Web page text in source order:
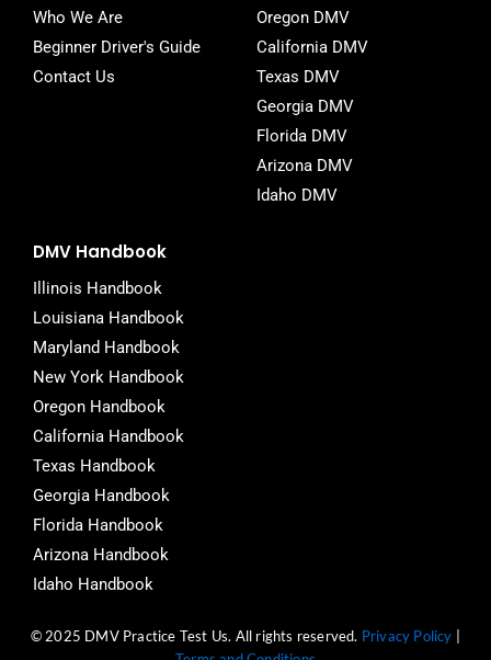
Who We Are
Beginner Driver's Guide
Contact Us
Oregon DMV
California DMV
Texas DMV
Georgia DMV
Florida DMV
Arizona DMV
Idaho DMV
DMV Handbook
Illinois Handbook
Louisiana Handbook
Maryland Handbook
New York Handbook
Oregon Handbook
California Handbook
Texas Handbook
Georgia Handbook
Florida Handbook
Arizona Handbook
Idaho Handbook
© 2025 DMV Practice Test Us. All rights reserved. Privacy Policy